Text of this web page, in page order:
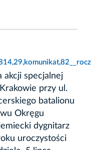
akcji specjalnej
przy ul.
batalionu
Okręgu
dygnitarz
uroczystości